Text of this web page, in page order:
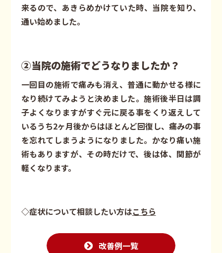
来るので、あきらめかけていた時、当院を知り、
通い始めました。
②当院の施術でどうなりましたか？
一回目の施術で痛みも消え、普通に動かせる様に
なり続けてみようと決めました。施術後半日は調
子よくなりますがすぐ元に戻る事をくり返えして
いるうち2ヶ月後からはほとんど回復し、痛みの事
を忘れてしまうようになりました。かなり痛い施
術もありますが、その時だけで、後は体、関節が
軽くなります。
◇症状について相談したい方はこちら
改善例一覧